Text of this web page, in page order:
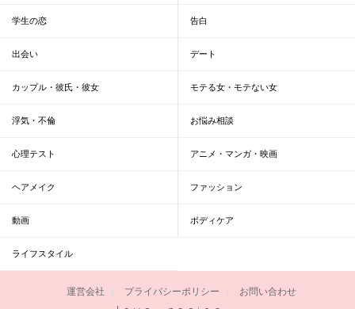
学生の恋 告白
出会い デート
カップル・彼氏・彼女 モテる女・モテない女
浮気・不倫 お悩み相談
心理テスト アニメ・マンガ・映画
ヘアメイク ファッション
動画 ボディケア
ライフスタイル
運営会社 プライバシーポリシー お問い合わせ